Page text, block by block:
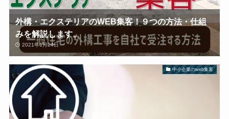
外構・エクステリアのWEB集客！９つの方法・仕組
みを解説します。
2021年1月24日
中小企業のweb集客